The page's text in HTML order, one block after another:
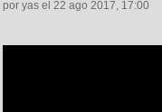
por yas el 22 ago 2017, 17:00